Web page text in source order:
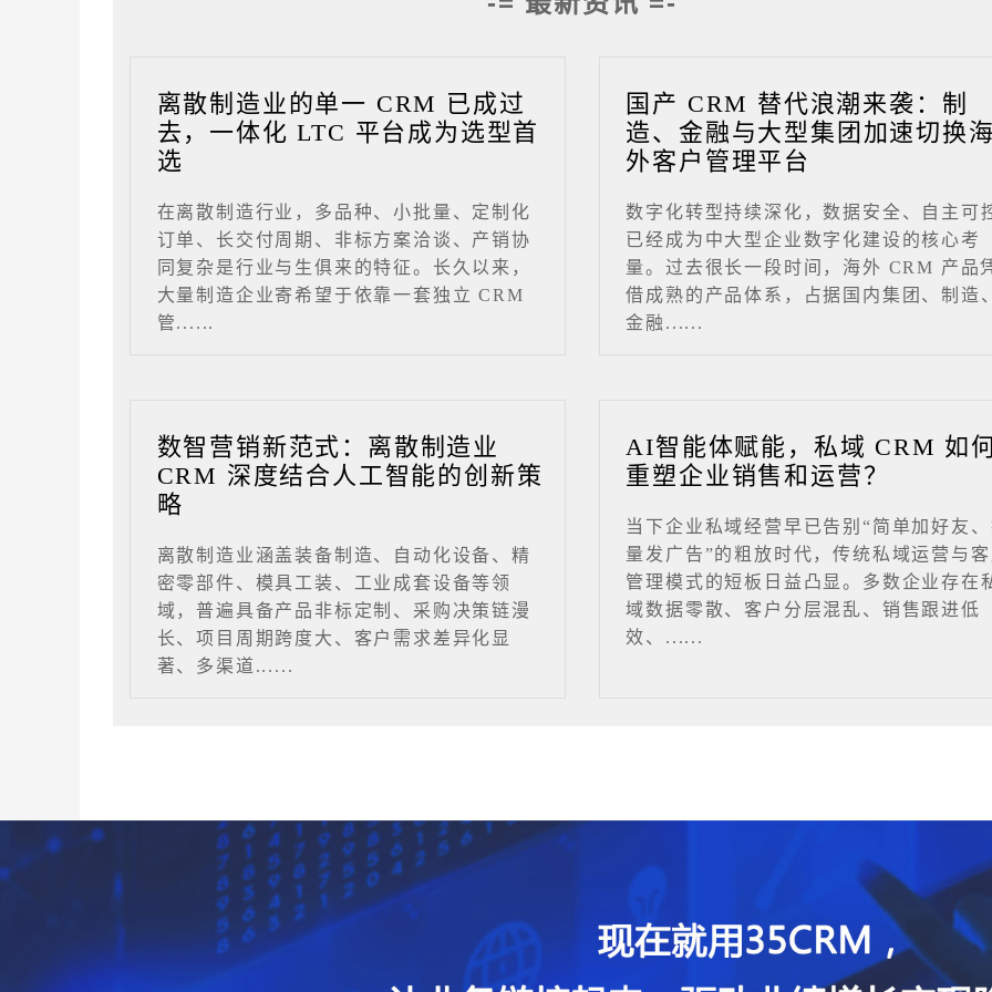
离散制造业的单一 CRM 已成过
去，一体化 LTC 平台成为选型首
选
在离散制造行业，多品种、小批量、定制化
订单、长交付周期、非标方案洽谈、产销协
同复杂是行业与生俱来的特征。长久以来，
大量制造企业寄希望于依靠一套独立 CRM
管......
国产 CRM 替代浪潮来袭：制
造、金融与大型集团加速切换海
外客户管理平台
数字化转型持续深化，数据安全、自主可
已经成为中大型企业数字化建设的核心考
量。过去很长一段时间，海外 CRM 产品
借成熟的产品体系，占据国内集团、制造、
金融......
数智营销新范式：离散制造业
CRM 深度结合人工智能的创新策
略
离散制造业涵盖装备制造、自动化设备、精
密零部件、模具工装、工业成套设备等领
域，普遍具备产品非标定制、采购决策链漫
长、项目周期跨度大、客户需求差异化显
著、多渠道......
AI智能体赋能，私域 CRM 如
重塑企业销售和运营？
当下企业私域经营早已告别“简单加好友
量发广告”的粗放时代，传统私域运营与客
管理模式的短板日益凸显。多数企业存在
域数据零散、客户分层混乱、销售跟进低
效、......